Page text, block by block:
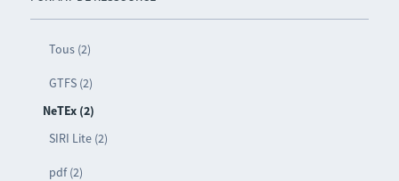
Tous (2)
GTFS (2)
NeTEx (2)
SIRI Lite (2)
pdf (2)